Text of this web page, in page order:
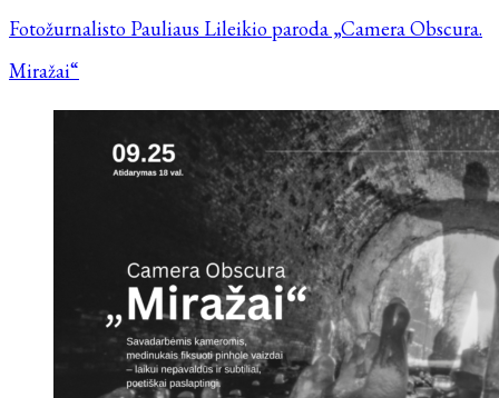
Fotožurnalisto Pauliaus Lileikio paroda „Camera Obscura.
Miražai“